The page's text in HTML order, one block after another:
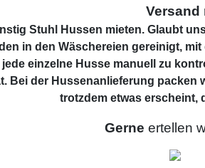
Versand
Stuhl Hussen mieten. Glaubt
in den Wäschereien gereinigt,
einzelne Husse manuell zu
Bei der Hussenanlieferung packen
trotzdem etwas erscheint,
Gerne ertellen